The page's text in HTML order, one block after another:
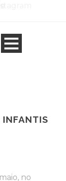
INFANTIS
no